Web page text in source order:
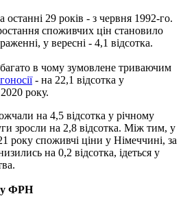
29 років - з червня 1992-го.
споживчих цін становило
у вересні - 4,1 відсотка.
в чому зумовлене триваючим
- на 22,1 відсотка у
року.
на 4,5 відсотка у річному
зросли на 2,8 відсотка. Між тим, у
року споживчі ціни у Німеччині, за
на 0,2 відсотка, ідеться у
у ФРН